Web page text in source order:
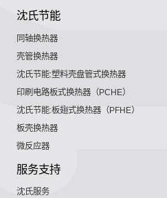
沈氏节能
同轴换热器
壳管换热器
沈氏节能:塑料壳盘管式换热器
印刷电路板式换热器（PCHE）
沈氏节能:板翅式换热器（PFHE）
板壳换热器
微反应器
服务支持
沈氏服务